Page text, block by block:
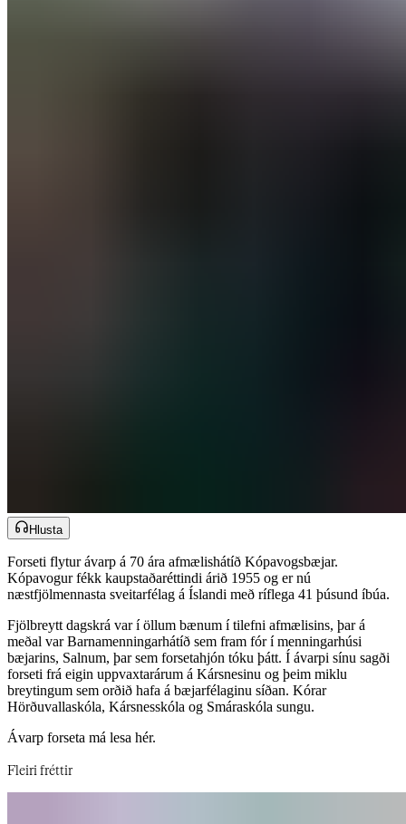
Hlusta
Forseti flytur ávarp á 70 ára afmælishátíð Kópavogsbæjar.
Kópavogur fékk kaupstaðaréttindi árið 1955 og er nú
næstfjölmennasta sveitarfélag á Íslandi með ríflega 41 þúsund íbúa.​​​​‌ ‍ ​‍​‍‌‍ ‌ ​‍‌‍‍‌‌‍‌ ‌‍‍‌‌‍ ‍​‍​‍​ ‍‍​‍​‍‌ ​ ‌‍​‌‌‍ ‍‌‍‍‌‌ ‌​‌ ‍‌​‍ ‍‌‍‍‌‌‍ ​‍​‍​‍ ​​‍​‍‌‍‍​‌ ​‍‌‍‌‌‌‍‌‍​‍​‍​ ‍‍​‍​‍‌‍‍​‌ ‌​‌ ‌​‌ ​​‌ ​ ​‍ ​‍ ‌‍‌‍‌‍ ‌ ​‍‌ ​ ‌‍‌‌‌ ‌​‌‍‍‌​‍ ‌‌‍‍‌‌ ​ ‌‍ ​‌‍​‌‌‍ ‍‌‍‌​‌ ​ ​‍ ‍‌ ‌‍‌‍‌‌‌ ​‍‌‍​ ‌‍‌‌‌‍ ​​‍ ‍‌‍​‌‌ ​​‌ ​​​‍ ‌ ​ ‌ ‌​‌ ‌‌‌‍‌​‌‍‍‌‌‍ ​‍ ‌‍‍‌‌‍ ‍‌ ‌​‌‍‌‌‌‍ ‍‌ ‌​​‍ ‌‍‌‌‌‍‌​‌‍‍‌‌ ‌​​‍ ‌‍ ‌‌‍ ‌‍‌​‌‍‌‌​ ‌‌ ​​‌ ​‍‌‍‌‌‌ ​ ‌‍‌‌‌‍ ‍‌ ‌​‌‍​‌‌ ‌​‌‍‍‌‌‍ ‌‍ ‍​ ‍ ‌‍‍‌‌‍‌​​ ‌‌ ‌​‌​ ​‌ ​‌‌​ ‌‌​ ​ ‌ ‌‍ ‌‍‍‌‌‍ ​‌‌‍‌‌ ‍‌‌ ‍‍‌‍‌​‌ ‍‌‌‌​ ‌ ‌ ​ ‌‌‌‍‍‌‌‌‍​‌‌​‌‌​ ‍‌​ ​​ ‍ ‌ ‌​‌ ‍‌‌ ​​‌‍‌‌​ ‌‌‍ ‍‌‍‌‌‌ ‌ ‌ ​ ​ ‍ ‌ ​​‌‍​‌‌ ‌​‌‍‍​​ ‌‌ ​​‌‍​‌‌‍‌ ‌‍‌‌‌​​‍‌ ‌‌‌‍‍‌‌‍ ​‌‍‌​‌‍‌‌‌ ​‍​‍‌‌​ ‌‌‌​​‍‌‌ ‌‍‍ ‌‍‌‌‌ ‍‌​‍‌‌​ ​ ‌​‌​​‍‌‌​ ​ ‌​‌​​‍‌‌​ ​‍​ ​‍‌ ​‍‌‍‍‌‌‍​ ‌‍‍​‌ ‌​‌‍‌‌‌ ‍​‌ ‌​​‍ ‌​ ‌ ‌‍‌‍​ ‌‌‌ ‍‍‌‍‍ ‌ ​​‌ ‍​‌‍‌ ‌‍‌‌​‍‌‌​ ​‍​ ​‍​‍‌‌​ ‌‌‌​‌​​‍ ‍‌‍​ ‌‍ ‌‍ ‍‌ ‌​‌‍‌‌‌‍ ‍‌ ‌​​‍‌‌​ ‌‌‌​​‍‌‌ ‌‍‍ ‌‍‌‌‌ ‍‌​‍‌‌​ ​ ‌​‌​​‍‌‌​ ​ ‌​‌​​‍‌‌​ ​‍​ ​‍​ ‌‌​ ‌​‌‍‌‍​ ‌‌​ ‍​‌‍‌‌​ ‌‌​ ​​‌‍‌​​ ‌​‌‍​‍‌‍​‍​‍‌‌​ ​‍​ ​‍​‍‌‌​ ‌‌‌​‌​​‍ ‍‌‍​ ‌‍‍​‌‍‍‌‌‍ ​‌‍‌​‌ ​‍‌‍‌‌‌‍ ‍​‍‌‌​ ‌‌‌​​‍‌‌ ‌‍‍ ‌‍‌‌‌ ‍‌​‍‌‌​ ​ ‌​‌​​‍‌‌​ ​ ‌​‌​​‍‌‌​ ​‍​ ​‍​ ‌​‌‍​‌​ ​​​ ‌​​ ‌​‌‍​‍​ ​‌‌‍​‍‌‍​‍​ ‌‍‌‍​‍​ ​​​‍‌‌​ ​‍​ ​‍​‍‌‌​ ‌‌‌​‌​​‍ ‍‌ ‌​‌‍‌‌‌ ‍​‌ ‌​​ ‌‍​‍‌‍​‌‌ ​ ‌‍‌‌‌‌‌‌‌ ​‍‌‍ ​​ ‌‌‍‍​‌ ‌​‌ ‌​‌ ​​‌ ​ ​‍‌‌​ ​‍‌​‌‍​‍‌‌​ ​‍‌​‌‍‌‍‌‍‌‍ ‌ ​‍‌ ​ ‌‍‌‌‌ ‌​‌‍‍‌​‍ ‌‌‍‍‌‌ ​ ‌‍ ​‌‍​‌‌‍ ‍‌‍‌​‌ ​ ​‍ ‍‌ ‌‍‌‍‌‌‌ ​‍‌‍​ ‌‍‌‌‌‍ ​​‍ ‍‌‍​‌‌ ​​‌ ​​​‍‌‌​ ​‍‌​‌‍‌ ​ ‌ ‌​‌ ‌‌‌‍‌​‌‍‍‌‌‍ ​‍‌‍‌‍‍‌‌‍‌​​ ‌‌ ‌​‌​ ​‌ ​‌‌​ ‌‌​ ​ ‌ ‌‍ ‌‍‍‌‌‍ ​‌‌‍‌‌ ‍‌‌ ‍‍‌‍‌​‌ ‍‌‌‌​ ‌ ‌ ​ ‌‌‌‍‍‌‌‌‍​‌‌​‌‌​ ‍‌​ ​​‍‌‍‌ ‌​‌ ‍‌‌ ​​‌‍‌‌​ ‌‌‍ ‍‌‍‌‌‌ ‌ ‌ ​ ​‍‌‍‌ ​​‌‍​‌‌ ‌​‌‍‍​​ ‌‌ ​​‌‍​‌‌‍‌ ‌‍‌‌‌​​‍‌ ‌‌‌‍‍‌‌‍ ​‌‍‌​‌‍‌‌‌ ​‍​‍‌‌​ ‌‌‌​​‍‌‌ ‌‍‍ ‌‍‌‌‌ ‍‌​‍‌‌​ ​ ‌​‌​​‍‌‌​ ​ ‌​‌​​‍‌‌​ ​‍​ ​‍‌ ​‍‌‍‍‌‌‍​ ‌‍‍​‌ ‌​‌‍‌‌‌ ‍​‌ ‌​​‍ ‌​ ‌ ‌‍‌‍​ ‌‌‌ ‍‍‌‍‍ ‌ ​​‌ ‍​‌‍‌ ‌‍‌‌​‍‌‌​ ​‍​ ​‍​‍‌‌​ ‌‌‌​‌​​‍ ‍‌‍​ ‌‍ ‌‍ ‍‌ ‌​‌‍‌‌‌‍ ‍‌ ‌​​‍‌‌​ ‌‌‌​​‍‌‌ ‌‍‍ ‌‍‌‌‌ ‍‌​‍‌‌​ ​ ‌​‌​​‍‌‌​ ​ ‌​‌​​‍‌‌​ ​‍​ ​‍​ ‌‌​ ‌​‌‍‌‍​ ‌‌​ ‍​‌‍‌‌​ ‌‌​ ​​‌‍‌​​ ‌​‌‍​‍‌‍​‍​‍‌‌​ ​‍​ ​‍​‍‌‌​ ‌‌‌​‌​​‍ ‍‌‍​ ‌‍‍​‌‍‍‌‌‍ ​‌‍‌​‌ ​‍‌‍‌‌‌‍ ‍​‍‌‌​ ‌‌‌​​‍‌‌ ‌‍‍ ‌‍‌‌‌ ‍‌​‍‌‌​ ​ ‌​‌​​‍‌‌​ ​ ‌​‌​​‍‌‌​ ​‍​ ​‍​ ‌​‌‍​‌​ ​​​ ‌​​ ‌​‌‍​‍​ ​‌‌‍​‍‌‍​‍​ ‌‍‌‍​‍​ ​​​‍‌‌​ ​‍​ ​‍​‍‌‌​ ‌‌‌​‌​​‍ ‍‌ ‌​‌‍‌‌‌ ‍​‌ ‌​​‍‌‍‌ ​​‌‍‌‌‌ ​‍‌ ​ ‌ ​​‌‍‌‌‌‍​ ‌ ‌​‌‍‍‌‌ ‌‍‌‍‌‌​ ‌‌ ​​‌ ‌‌‌‍​‍‌‍ ​‌‍‍‌‌ ​ ‌‍‍​‌‍‌‌‌‍‌​​‍​‍‌ ‌
Fjölbreytt dagskrá var í öllum bænum í tilefni afmælisins, þar á
meðal var Barnamenningarhátíð sem fram fór í menningarhúsi
bæjarins, Salnum, þar sem forsetahjón tóku þátt. Í ávarpi sínu sagði
forseti frá eigin uppvaxtarárum á Kársnesinu og þeim miklu
breytingum sem orðið hafa á bæjarfélaginu síðan. Kórar
Hörðuvallaskóla, Kársnesskóla og Smáraskóla sungu.​​​​‌ ‍ ​‍​‍‌‍ ‌ ​‍‌‍‍‌‌‍‌ ‌‍‍‌‌‍ ‍​‍​‍​ ‍‍​‍​‍‌ ​ ‌‍​‌‌‍ ‍‌‍‍‌‌ ‌​‌ ‍‌​‍ ‍‌‍‍‌‌‍ ​‍​‍​‍ ​​‍​‍‌‍‍​‌ ​‍‌‍‌‌‌‍‌‍​‍​‍​ ‍‍​‍​‍‌‍‍​‌ ‌​‌ ‌​‌ ​​‌ ​ ​‍ ​‍ ‌‍‌‍‌‍ ‌ ​‍‌ ​ ‌‍‌‌‌ ‌​‌‍‍‌​‍ ‌‌‍‍‌‌ ​ ‌‍ ​‌‍​‌‌‍ ‍‌‍‌​‌ ​ ​‍ ‍‌ ‌‍‌‍‌‌‌ ​‍‌‍​ ‌‍‌‌‌‍ ​​‍ ‍‌‍​‌‌ ​​‌ ​​​‍ ‌ ​ ‌ ‌​‌ ‌‌‌‍‌​‌‍‍‌‌‍ ​‍ ‌‍‍‌‌‍ ‍‌ ‌​‌‍‌‌‌‍ ‍‌ ‌​​‍ ‌‍‌‌‌‍‌​‌‍‍‌‌ ‌​​‍ ‌‍ ‌‌‍ ‌‍‌​‌‍‌‌​ ‌‌ ​​‌ ​‍‌‍‌‌‌ ​ ‌‍‌‌‌‍ ‍‌ ‌​‌‍​‌‌ ‌​‌‍‍‌‌‍ ‌‍ ‍​ ‍ ‌‍‍‌‌‍‌​​ ‌‌ ‌​‌​ ​‌ ​‌‌​ ‌‌​ ​ ‌ ‌‍ ‌‍‍‌‌‍ ​‌‌‍‌‌ ‍‌‌ ‍‍‌‍‌​‌ ‍‌‌‌​ ‌ ‌ ​ ‌‌‌‍‍‌‌‌‍​‌‌​‌‌​ ‍‌​ ​​ ‍ ‌ ‌​‌ ‍‌‌ ​​‌‍‌‌​ ‌‌‍ ‍‌‍‌‌‌ ‌ ‌ ​ ​ ‍ ‌ ​​‌‍​‌‌ ‌​‌‍‍​​ ‌‌ ​​‌‍​‌‌‍‌ ‌‍‌‌‌​​‍‌ ‌‌‌‍‍‌‌‍ ​‌‍‌​‌‍‌‌‌ ​‍​‍‌‌​ ‌‌‌​​‍‌‌ ‌‍‍ ‌‍‌‌‌ ‍‌​‍‌‌​ ​ ‌​‌​​‍‌‌​ ​ ‌​‌​​‍‌‌​ ​‍​ ​‍‌ ​‍‌‍‍‌‌‍​ ‌‍‍​‌ ‌​‌‍‌‌‌ ‍​‌ ‌​​‍ ‌​ ‌ ‌‍‌‍​ ‌‌‌ ‍‍‌‍‍ ‌ ​​‌ ‍​‌‍‌ ‌‍‌‌​‍‌‌​ ​‍​ ​‍​‍‌‌​ ‌‌‌​‌​​‍ ‍‌‍​ ‌‍ ‌‍ ‍‌ ‌​‌‍‌‌‌‍ ‍‌ ‌​​‍‌‌​ ‌‌‌​​‍‌‌ ‌‍‍ ‌‍‌‌‌ ‍‌​‍‌‌​ ​ ‌​‌​​‍‌‌​ ​ ‌​‌​​‍‌‌​ ​‍​ ​‍​ ​‌​ ‍​‌‍​‌​ ​ ​ ‌​​ ​‍‌‍‌​​ ​ ​ ‍‌​ ​​​ ​‌‌‍​‌​‍‌‌​ ​‍​ ​‍​‍‌‌​ ‌‌‌​‌​​‍ ‍‌‍​ ‌‍‍​‌‍‍‌‌‍ ​‌‍‌​‌ ​‍‌‍‌‌‌‍ ‍​‍‌‌​ ‌‌‌​​‍‌‌ ‌‍‍ ‌‍‌‌‌ ‍‌​‍‌‌​ ​ ‌​‌​​‍‌‌​ ​ ‌​‌​​‍‌‌​ ​‍​ ​‍‌‍‌‌​ ‌​​ ‌‍​ ​​​ ​ ​ ‌‍​ ‍​​ ‌ ‌‍​‍​ ‌​​ ​‍​ ‍‌​‍‌‌​ ​‍​ ​‍​‍‌‌​ ‌‌‌​‌​​‍ ‍‌ ‌​‌‍‌‌‌ ‍​‌ ‌​​ ‌‍​‍‌‍​‌‌ ​ ‌‍‌‌‌‌‌‌‌ ​‍‌‍ ​​ ‌‌‍‍​‌ ‌​‌ ‌​‌ ​​‌ ​ ​‍‌‌​ ​‍‌​‌‍​‍‌‌​ ​‍‌​‌‍‌‍‌‍‌‍ ‌ ​‍‌ ​ ‌‍‌‌‌ ‌​‌‍‍‌​‍ ‌‌‍‍‌‌ ​ ‌‍ ​‌‍​‌‌‍ ‍‌‍‌​‌ ​ ​‍ ‍‌ ‌‍‌‍‌‌‌ ​‍‌‍​ ‌‍‌‌‌‍ ​​‍ ‍‌‍​‌‌ ​​‌ ​​​‍‌‌​ ​‍‌​‌‍‌ ​ ‌ ‌​‌ ‌‌‌‍‌​‌‍‍‌‌‍ ​‍‌‍‌‍‍‌‌‍‌​​ ‌‌ ‌​‌​ ​‌ ​‌‌​ ‌‌​ ​ ‌ ‌‍ ‌‍‍‌‌‍ ​‌‌‍‌‌ ‍‌‌ ‍‍‌‍‌​‌ ‍‌‌‌​ ‌ ‌ ​ ‌‌‌‍‍‌‌‌‍​‌‌​‌‌​ ‍‌​ ​​‍‌‍‌ ‌​‌ ‍‌‌ ​​‌‍‌‌​ ‌‌‍ ‍‌‍‌‌‌ ‌ ‌ ​ ​‍‌‍‌ ​​‌‍​‌‌ ‌​‌‍‍​​ ‌‌ ​​‌‍​‌‌‍‌ ‌‍‌‌‌​​‍‌ ‌‌‌‍‍‌‌‍ ​‌‍‌​‌‍‌‌‌ ​‍​‍‌‌​ ‌‌‌​​‍‌‌ ‌‍‍ ‌‍‌‌‌ ‍‌​‍‌‌​ ​ ‌​‌​​‍‌‌​ ​ ‌​‌​​‍‌‌​ ​‍​ ​‍‌ ​‍‌‍‍‌‌‍​ ‌‍‍​‌ ‌​‌‍‌‌‌ ‍​‌ ‌​​‍ ‌​ ‌ ‌‍‌‍​ ‌‌‌ ‍‍‌‍‍ ‌ ​​‌ ‍​‌‍‌ ‌‍‌‌​‍‌‌​ ​‍​ ​‍​‍‌‌​ ‌‌‌​‌​​‍ ‍‌‍​ ‌‍ ‌‍ ‍‌ ‌​‌‍‌‌‌‍ ‍‌ ‌​​‍‌‌​ ‌‌‌​​‍‌‌ ‌‍‍ ‌‍‌‌‌ ‍‌​‍‌‌​ ​ ‌​‌​​‍‌‌​ ​ ‌​‌​​‍‌‌​ ​‍​ ​‍​ ​‌​ ‍​‌‍​‌​ ​ ​ ‌​​ ​‍‌‍‌​​ ​ ​ ‍‌​ ​​​ ​‌‌‍​‌​‍‌‌​ ​‍​ ​‍​‍‌‌​ ‌‌‌​‌​​‍ ‍‌‍​ ‌‍‍​‌‍‍‌‌‍ ​‌‍‌​‌ ​‍‌‍‌‌‌‍ ‍​‍‌‌​ ‌‌‌​​‍‌‌ ‌‍‍ ‌‍‌‌‌ ‍‌​‍‌‌​ ​ ‌​‌​​‍‌‌​ ​ ‌​‌​​‍‌‌​ ​‍​ ​‍‌‍‌‌​ ‌​​ ‌‍​ ​​​ ​ ​ ‌‍​ ‍​​ ‌ ‌‍​‍​ ‌​​ ​‍​ ‍‌​‍‌‌​ ​‍​ ​‍​‍‌‌​ ‌‌‌​‌​​‍ ‍‌ ‌​‌‍‌‌‌ ‍​‌ ‌​​‍‌‍‌ ​​‌‍‌‌‌ ​‍‌ ​ ‌ ​​‌‍‌‌‌‍​ ‌ ‌​‌‍‍‌‌ ‌‍‌‍‌‌​ ‌‌ ​​‌ ‌‌‌‍​‍‌‍ ​‌‍‍‌‌ ​ ‌‍‍​‌‍‌‌‌‍‌​​‍​‍‌ ‌
Ávarp forseta má lesa hér.​​​​‌ ‍ ​‍​‍‌‍ ‌ ​‍‌‍‍‌‌‍‌ ‌‍‍‌‌‍ ‍​‍​‍​ ‍‍​‍​‍‌ ​ ‌‍​‌‌‍ ‍‌‍‍‌‌ ‌​‌ ‍‌​‍ ‍‌‍‍‌‌‍ ​‍​‍​‍ ​​‍​‍‌‍‍​‌ ​‍‌‍‌‌‌‍‌‍​‍​‍​ ‍‍​‍​‍‌‍‍​‌ ‌​‌ ‌​‌ ​​‌ ​ ​‍ ​‍ ‌‍‌‍‌‍ ‌ ​‍‌ ​ ‌‍‌‌‌ ‌​‌‍‍‌​‍ ‌‌‍‍‌‌ ​ ‌‍ ​‌‍​‌‌‍ ‍‌‍‌​‌ ​ ​‍ ‍‌ ‌‍‌‍‌‌‌ ​‍‌‍​ ‌‍‌‌‌‍ ​​‍ ‍‌‍​‌‌ ​​‌ ​​​‍ ‌ ​ ‌ ‌​‌ ‌‌‌‍‌​‌‍‍‌‌‍ ​‍ ‌‍‍‌‌‍ ‍‌ ‌​‌‍‌‌‌‍ ‍‌ ‌​​‍ ‌‍‌‌‌‍‌​‌‍‍‌‌ ‌​​‍ ‌‍ ‌‌‍ ‌‍‌​‌‍‌‌​ ‌‌ ​​‌ ​‍‌‍‌‌‌ ​ ‌‍‌‌‌‍ ‍‌ ‌​‌‍​‌‌ ‌​‌‍‍‌‌‍ ‌‍ ‍​ ‍ ‌‍‍‌‌‍‌​​ ‌‌ ‌​‌​ ​‌ ​‌‌​ ‌‌​ ​ ‌ ‌‍ ‌‍‍‌‌‍ ​‌‌‍‌‌ ‍‌‌ ‍‍‌‍‌​‌ ‍‌‌‌​ ‌ ‌ ​ ‌‌‌‍‍‌‌‌‍​‌‌​‌‌​ ‍‌​ ​​ ‍ ‌ ‌​‌ ‍‌‌ ​​‌‍‌‌​ ‌‌‍ ‍‌‍‌‌‌ ‌ ‌ ​ ​ ‍ ‌ ​​‌‍​‌‌ ‌​‌‍‍​​ ‌‌ ​​‌‍​‌‌‍‌ ‌‍‌‌‌​​‍‌ ‌‌‌‍‍‌‌‍ ​‌‍‌​‌‍‌‌‌ ​‍​‍‌‌​ ‌‌‌​​‍‌‌ ‌‍‍ ‌‍‌‌‌ ‍‌​‍‌‌​ ​ ‌​‌​​‍‌‌​ ​ ‌​‌​​‍‌‌​ ​‍​ ​‍‌ ​‍‌‍‍‌‌‍​ ‌‍‍​‌ ‌​‌‍‌‌‌ ‍​‌ ‌​​‍ ‌​ ‌ ‌‍‌‍​ ‌‌‌ ‍‍‌‍‍ ‌ ​​‌ ‍​‌‍‌ ‌‍‌‌​‍‌‌​ ​‍​ ​‍​‍‌‌​ ‌‌‌​‌​​‍ ‍‌‍​ ‌‍ ‌‍ ‍‌ ‌​‌‍‌‌‌‍ ‍‌ ‌​​‍‌‌​ ‌‌‌​​‍‌‌ ‌‍‍ ‌‍‌‌‌ ‍‌​‍‌‌​ ​ ‌​‌​​‍‌‌​ ​ ‌​‌​​‍‌‌​ ​‍​ ​‍‌‍​‌‌‍​‍​ ‍​‌‍‌​​ ‌​‌‍​‍​ ‍‌​ ‍‌​ ‌‍‌‍‌‍​ ‌‌​ ​ ​‍‌‌​ ​‍​ ​‍​‍‌‌​ ‌‌‌​‌​​‍ ‍‌‍​ ‌‍‍​‌‍‍‌‌‍ ​‌‍‌​‌ ​‍‌‍‌‌‌‍ ‍​‍‌‌​ ‌‌‌​​‍‌‌ ‌‍‍ ‌‍‌‌‌ ‍‌​‍‌‌​ ​ ‌​‌​​‍‌‌​ ​ ‌​‌​​‍‌‌​ ​‍​ ​‍​ ‌ ‌‍​ ​ ‌‍​ ‌ ‌‍‌‍​ ​‌​ ​‌​ ​ ‌‍​‌​ ​‌​ ​‌‌‍‌‍​‍‌‌​ ​‍​ ​‍​‍‌‌​ ‌‌‌​‌​​‍ ‍‌ ‌​‌‍‌‌‌ ‍​‌ ‌​​ ‌‍​‍‌‍​‌‌ ​ ‌‍‌‌‌‌‌‌‌ ​‍‌‍ ​​ ‌‌‍‍​‌ ‌​‌ ‌​‌ ​​‌ ​ ​‍‌‌​ ​‍‌​‌‍​‍‌‌​ ​‍‌​‌‍‌‍‌‍‌‍ ‌ ​‍‌ ​ ‌‍‌‌‌ ‌​‌‍‍‌​‍ ‌‌‍‍‌‌ ​ ‌‍ ​‌‍​‌‌‍ ‍‌‍‌​‌ ​ ​‍ ‍‌ ‌‍‌‍‌‌‌ ​‍‌‍​ ‌‍‌‌‌‍ ​​‍ ‍‌‍​‌‌ ​​‌ ​​​‍‌‌​ ​‍‌​‌‍‌ ​ ‌ ‌​‌ ‌‌‌‍‌​‌‍‍‌‌‍ ​‍‌‍‌‍‍‌‌‍‌​​ ‌‌ ‌​‌​ ​‌ ​‌‌​ ‌‌​ ​ ‌ ‌‍ ‌‍‍‌‌‍ ​‌‌‍‌‌ ‍‌‌ ‍‍‌‍‌​‌ ‍‌‌‌​ ‌ ‌ ​ ‌‌‌‍‍‌‌‌‍​‌‌​‌‌​ ‍‌​ ​​‍‌‍‌ ‌​‌ ‍‌‌ ​​‌‍‌‌​ ‌‌‍ ‍‌‍‌‌‌ ‌ ‌ ​ ​‍‌‍‌ ​​‌‍​‌‌ ‌​‌‍‍​​ ‌‌ ​​‌‍​‌‌‍‌ ‌‍‌‌‌​​‍‌ ‌‌‌‍‍‌‌‍ ​‌‍‌​‌‍‌‌‌ ​‍​‍‌‌​ ‌‌‌​​‍‌‌ ‌‍‍ ‌‍‌‌‌ ‍‌​‍‌‌​ ​ ‌​‌​​‍‌‌​ ​ ‌​‌​​‍‌‌​ ​‍​ ​‍‌ ​‍‌‍‍‌‌‍​ ‌‍‍​‌ ‌​‌‍‌‌‌ ‍​‌ ‌​​‍ ‌​ ‌ ‌‍‌‍​ ‌‌‌ ‍‍‌‍‍ ‌ ​​‌ ‍​‌‍‌ ‌‍‌‌​‍‌‌​ ​‍​ ​‍​‍‌‌​ ‌‌‌​‌​​‍ ‍‌‍​ ‌‍ ‌‍ ‍‌ ‌​‌‍‌‌‌‍ ‍‌ ‌​​‍‌‌​ ‌‌‌​​‍‌‌ ‌‍‍ ‌‍‌‌‌ ‍‌​‍‌‌​ ​ ‌​‌​​‍‌‌​ ​ ‌​‌​​‍‌‌​ ​‍​ ​‍‌‍​‌‌‍​‍​ ‍​‌‍‌​​ ‌​‌‍​‍​ ‍‌​ ‍‌​ ‌‍‌‍‌‍​ ‌‌​ ​ ​‍‌‌​ ​‍​ ​‍​‍‌‌​ ‌‌‌​‌​​‍ ‍‌‍​ ‌‍‍​‌‍‍‌‌‍ ​‌‍‌​‌ ​‍‌‍‌‌‌‍ ‍​‍‌‌​ ‌‌‌​​‍‌‌ ‌‍‍ ‌‍‌‌‌ ‍‌​‍‌‌​ ​ ‌​‌​​‍‌‌​ ​ ‌​‌​​‍‌‌​ ​‍​ ​‍​ ‌ ‌‍​ ​ ‌‍​ ‌ ‌‍‌‍​ ​‌​ ​‌​ ​ ‌‍​‌​ ​‌​ ​‌‌‍‌‍​‍‌‌​ ​‍​ ​‍​‍‌‌​ ‌‌‌​‌​​‍ ‍‌ ‌​‌‍‌‌‌ ‍​‌ ‌​​‍‌‍‌ ​​‌‍‌‌‌ ​‍‌ ​ ‌ ​​‌‍‌‌‌‍​ ‌ ‌​‌‍‍‌‌ ‌‍‌‍‌‌​ ‌‌ ​​‌ ‌‌‌‍​‍‌‍ ​‌‍‍‌‌ ​ ‌‍‍​‌‍‌‌‌‍‌​​‍​‍‌ ‌
Fleiri fréttir